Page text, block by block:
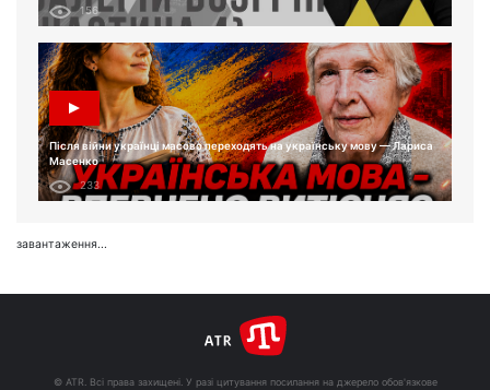
156
Після війни українці масово переходять на українську мову — Лариса
Масенко
233
завантаження...
© ATR. Всі права захищені. У разі цитування посилання на джерело обов'язкове